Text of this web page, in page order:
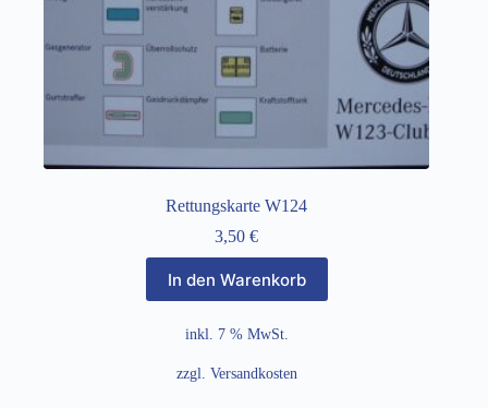
Rettungskarte W124
3,50€
In den Warenkorb
inkl. 7 % MwSt.
zzgl. Versandkosten